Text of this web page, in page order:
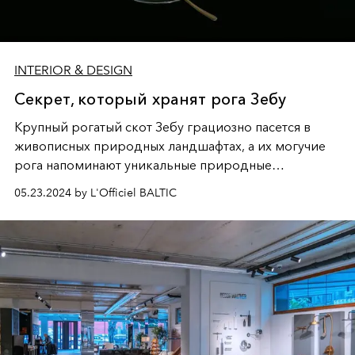
INTERIOR & DESIGN
Секрет, который хранят рога Зебу
Крупный рогатый скот Зебу грациозно пасeтся в
живописных природных ландшафтах, а их могучие
рога напоминают уникальные природные
животные хранят в своих рогах секрет, который в
руках мастеров превращается в настоящую
роскошь.
05.23.2024 by L'Officiel BALTIC